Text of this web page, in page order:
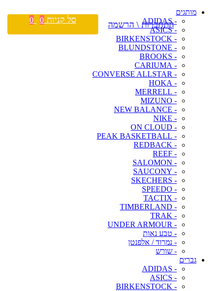
מותגים
- ADIDAS
- ASICS
- BIRKENSTOCK
- BLUNDSTONE
- BROOKS
- CARIUMA
- CONVERSE ALLSTAR
- HOKA
- MERRELL
- MIZUNO
- NEW BALANCE
- NIKE
- ON CLOUD
- PEAK BASKETBALL
- REDBACK
- REEF
- SALOMON
- SAUCONY
- SKECHERS
- SPEEDO
- TACTIX
- TIMBERLAND
- TRAK
- UNDER ARMOUR
- טבע נאות
- נמרוד / אלפנטן
- שורש
גברים
- ADIDAS
- ASICS
- BIRKENSTOCK
התחברות \ הרשמה סל קניות 0
0